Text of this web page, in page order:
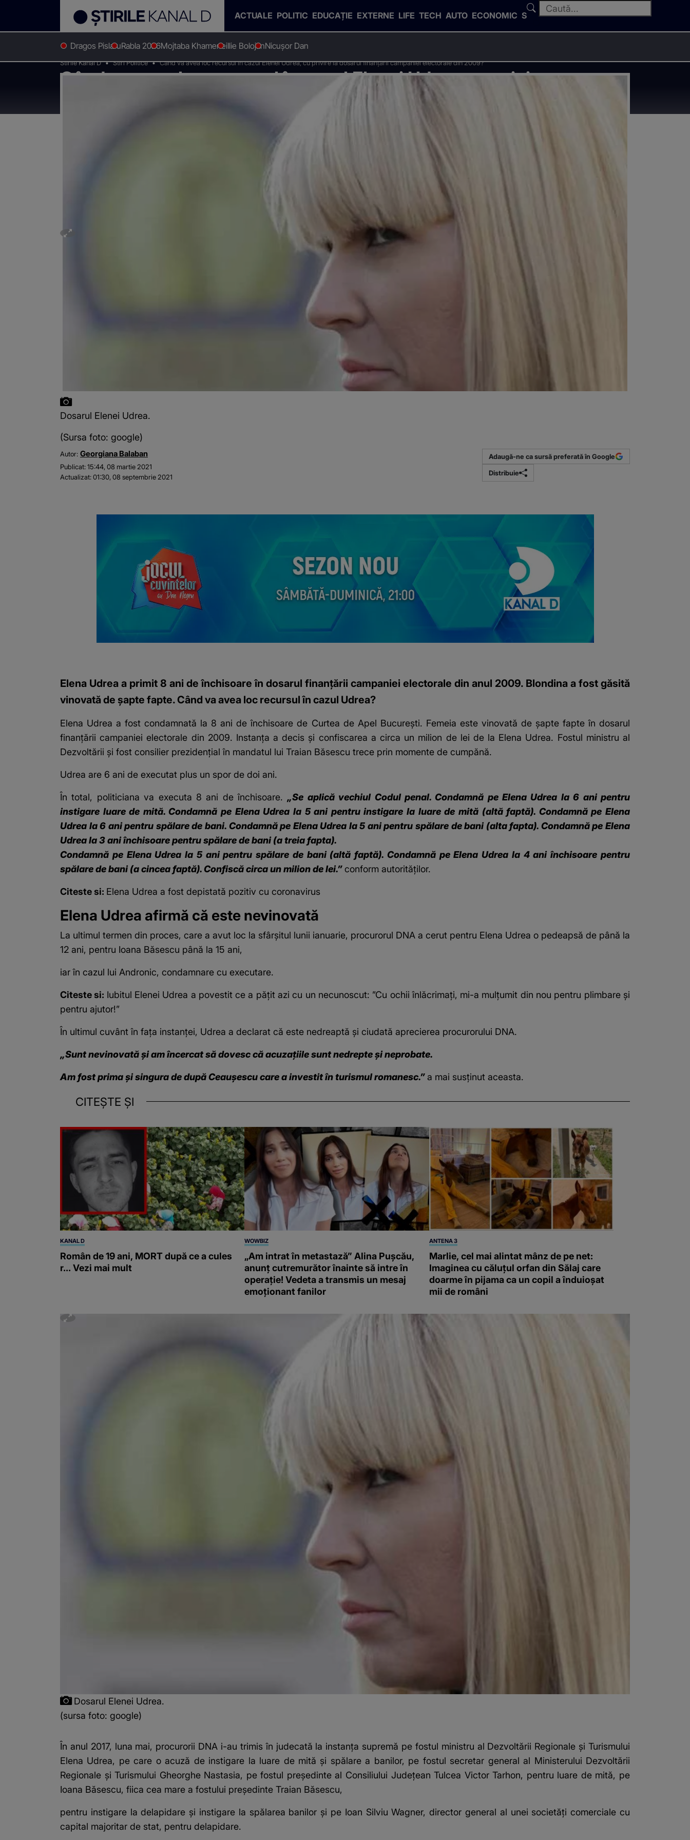
ACTUALE POLITIC EDUCAȚIE EXTERNE LIFE TECH AUTO ECONOMIC SPORT
Dragos PislaruRabla 2026Mojtaba KhameneiIlie BolojanNicușor Dan
Stirile Kanal D Stiri Politice Când va avea loc recursul în cazul Elenei Udrea, cu privire la dosarul finanțării campaniei electorale din 2009?
Când va avea loc recursul în cazul Elenei Udrea, cu privire
la dosarul finanțării campaniei electorale din 2009?
Dosarul Elenei Udrea.
(Sursa foto: google)
Autor: Georgiana Balaban
Publicat:15:44, 08 martie 2021
Actualizat:01:30, 08 septembrie 2021
Adaugă-ne ca sursă preferată în Google
Distribuie
Elena Udrea a primit 8 ani de închisoare în dosarul finanțării campaniei electorale din anul 2009. Blondina a fost găsită
vinovată de șapte fapte. Când va avea loc recursul în cazul Udrea?
Elena Udrea a fost condamnată la 8 ani de închisoare de Curtea de Apel București. Femeia este vinovată de șapte fapte în dosarul
finanțării campaniei electorale din 2009. Instanța a decis și confiscarea a circa un milion de lei de la Elena Udrea. Fostul ministru al
Dezvoltării și fost consilier prezidențial în mandatul lui Traian Băsescu trece prin momente de cumpănă.
Udrea are 6 ani de executat plus un spor de doi ani.
În total, politiciana va executa 8 ani de închisoare. „Se aplică vechiul Codul penal. Condamnă pe Elena Udrea la 6 ani pentru
instigare luare de mită. Condamnă pe Elena Udrea la 5 ani pentru instigare la luare de mită (altă faptă). Condamnă pe Elena
Udrea la 6 ani pentru spălare de bani. Condamnă pe Elena Udrea la 5 ani pentru spălare de bani (alta fapta). Condamnă pe Elena
Udrea la 3 ani închisoare pentru spălare de bani (a treia fapta).
Condamnă pe Elena Udrea la 5 ani pentru spălare de bani (altă faptă). Condamnă pe Elena Udrea la 4 ani închisoare pentru
spălare de bani (a cincea faptă). Confiscă circa un milion de lei.”conform autorităților.
Citeste si: Elena Udrea a fost depistată pozitiv cu coronavirus
Elena Udrea afirmă că este nevinovată
La ultimul termen din proces, care a avut loc la sfârșitul lunii ianuarie, procurorul DNA a cerut pentru Elena Udrea o pedeapsă de până la
12 ani, pentru Ioana Băsescu până la 15 ani,
iar în cazul lui Andronic, condamnare cu executare.
Citeste si: Iubitul Elenei Udrea a povestit ce a pățit azi cu un necunoscut: ”Cu ochii înlăcrimați, mi-a mulțumit din nou pentru plimbare și
pentru ajutor!”
În ultimul cuvânt în fața instanței, Udrea a declarat că este nedreaptă și ciudată aprecierea procurorului DNA.
„Sunt nevinovată și am încercat să dovesc că acuzațiile sunt nedrepte și neprobate.
Am fost prima și singura de după Ceaușescu care a investit în turismul romanesc.”a mai susținut aceasta.
CITEȘTE ȘI
KANAL D
Român de 19 ani, MORT după ce a cules
r... Vezi mai mult
WOWBIZ
„Am intrat în metastază” Alina Pușcău,
anunț cutremurător înainte să intre în
operație! Vedeta a transmis un mesaj
emoționant fanilor
ANTENA 3
Marlie, cel mai alintat mânz de pe net:
Imaginea cu căluțul orfan din Sălaj care
doarme în pijama ca un copil a înduioșat
mii de români
Dosarul Elenei Udrea.
(sursa foto: google)
În anul 2017, luna mai, procurorii DNA i-au trimis în judecată la instanţa supremă pe fostul ministru al Dezvoltării Regionale şi Turismului
Elena Udrea, pe care o acuză de instigare la luare de mită şi spălare a banilor, pe fostul secretar general al Ministerului Dezvoltării
Regionale şi Turismului Gheorghe Nastasia, pe fostul preşedinte al Consiliului Judeţean Tulcea Victor Tarhon, pentru luare de mită, pe
Ioana Băsescu, fiica cea mare a fostului preşedinte Traian Băsescu,
pentru instigare la delapidare şi instigare la spălarea banilor şi pe Ioan Silviu Wagner, director general al unei societăţi comerciale cu
capital majoritar de stat, pentru delapidare.